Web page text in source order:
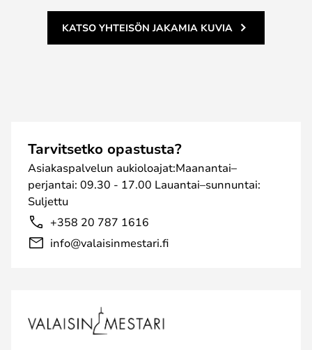
KATSO YHTEISÖN JAKAMIA KUVIA
Tarvitsetko opastusta?
Asiakaspalvelun aukioloajat:Maanantai–
perjantai: 09.30 - 17.00 Lauantai–sunnuntai:
Suljettu
+358 20 787 1616
info@valaisinmestari.fi